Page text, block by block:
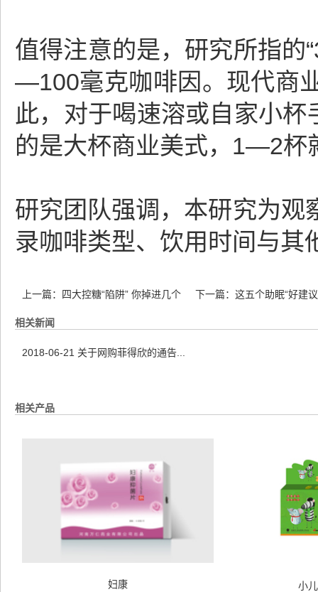
值得注意的是，研究所指的
—100毫克咖啡因。现代商
此，对于喝速溶或自家小
的是大杯商业美式，1—2杯
研究团队强调，本研究为观
录咖啡类型、饮用时间与其
上一篇： 四大控糖“陷阱” 你掉进几个 下一篇： 这五个助眠“好建
相关新闻
2018-06-21 关于网购菲得欣的通告...
相关产品
妇康 小